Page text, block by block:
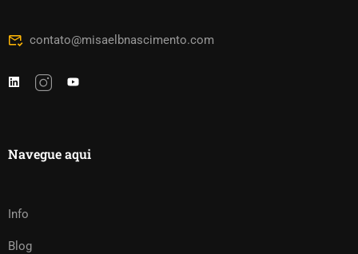
contato@misaelbnascimento.com
Navegue aqui
Info
Blog